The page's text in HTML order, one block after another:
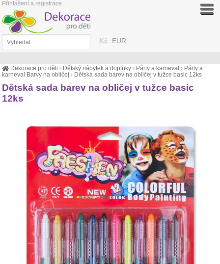
Dekorace pro děti › Dětský nábytek a doplňky › Párty a karneval › Párty a
karneval Barvy na obličej › Dětská sada barev na obličej v tužce basic 12ks
Dětská sada barev na obličej v tužce basic
12ks
Kč EUR
Přihlášení a registrace